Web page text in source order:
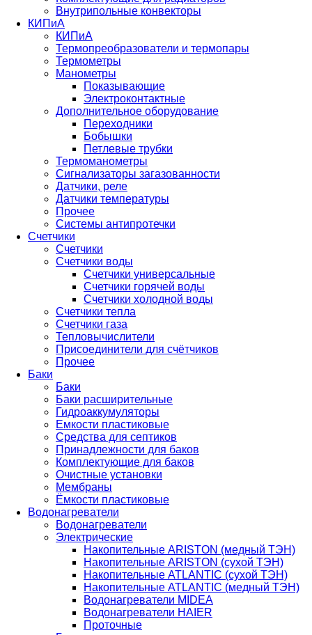
Внутрипольные конвекторы
КИПиА
КИПиА
Термопреобразователи и термопары
Термометры
Манометры
Показывающие
Электроконтактные
Дополнительное оборудование
Переходники
Бобышки
Петлевые трубки
Термоманометры
Сигнализаторы загазованности
Датчики, реле
Датчики температуры
Прочее
Системы антипротечки
Счетчики
Счетчики
Счетчики воды
Счетчики универсальные
Счетчики горячей воды
Счетчики холодной воды
Счетчики тепла
Счетчики газа
Тепловычислители
Присоединители для счётчиков
Прочее
Баки
Баки
Баки расширительные
Гидроаккумуляторы
Емкости пластиковые
Средства для септиков
Принадлежности для баков
Комплектующие для баков
Очистные установки
Мембраны
Ёмкости пластиковые
Водонагреватели
Водонагреватели
Электрические
Накопительные ARISTON (медный ТЭН)
Накопительные ARISTON (сухой ТЭН)
Накопительные ATLANTIC (сухой ТЭН)
Накопительные ATLANTIC (медный ТЭН)
Водонагреватели MIDEA
Водонагреватели HAIER
Проточные